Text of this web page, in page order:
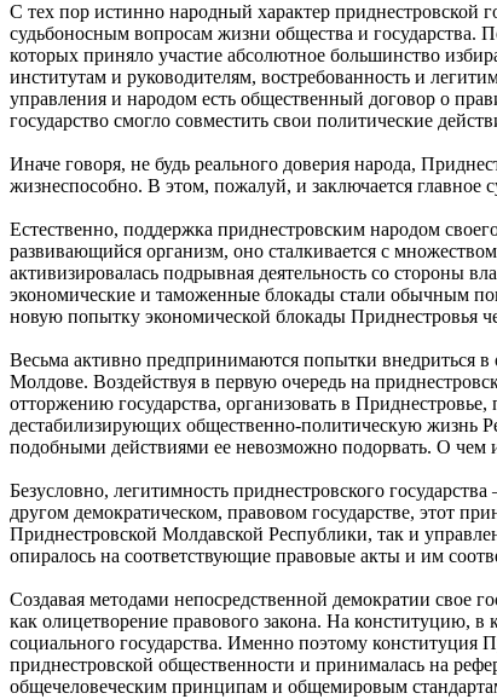
С тех пор истинно народный характер приднестровской
судьбоносным вопросам жизни общества и
которых приняло участие абсолютное большинство
институтам и руководителям, востребованность и
управления и народом есть общественный договор о
государство смогло совместить свои политические
Иначе говоря, не будь реального доверия народа,
жизнеспособно. В этом, пожалуй, и заключается главное
Естественно, поддержка приднестровским народом
развивающийся организм, оно сталкивается с
активизировалась подрывная деятельность со стороны
экономические и таможенные блокады стали обычным
новую попытку экономической блокады Приднестровья
Весьма активно предпринимаются попытки внедриться
Молдове. Воздействуя в первую очередь на
отторжению государства, организовать в
дестабилизирующих общественно-политическую жизнь
подобными действиями ее невозможно подорвать. О чем
Безусловно, легитимность приднестровского
другом демократическом, правовом государстве, этот
Приднестровской Молдавской Республики, так и
опиралось на соответствующие правовые акты и им
Создавая методами непосредственной демократии свое
как олицетворение правового закона. На конституцию, в
социального государства. Именно поэтому конституция
приднестровской общественности и принималась на
общечеловеческим принципам и общемировым